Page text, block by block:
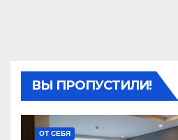
ВЫ ПРОПУСТИЛИ!
ОТ СЕБЯ